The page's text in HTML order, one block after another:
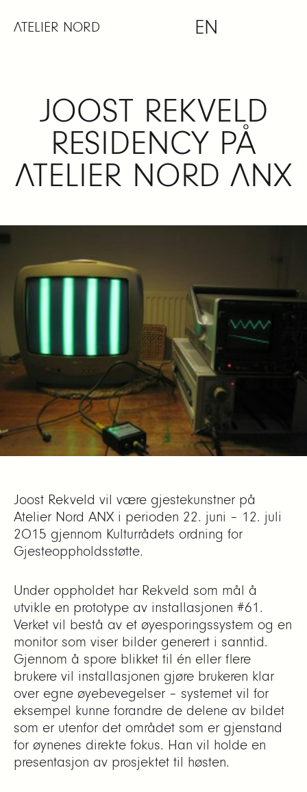
ATELIER NORD EN
JOOST REKVELD
RESIDENCY PÅ
ATELIER NORD ANX
Joost Rekveld vil være gjestekunstner på
Atelier Nord ANX i perioden 22. juni – 12. juli
2015 gjennom Kulturrådets ordning for
Gjesteoppholdsstøtte.
Under oppholdet har Rekveld som mål å
utvikle en prototype av installasjonen #61.
Verket vil bestå av et øyesporingssystem og en
monitor som viser bilder generert i sanntid.
Gjennom å spore blikket til én eller flere
brukere vil installasjonen gjøre brukeren klar
over egne øyebevegelser – systemet vil for
eksempel kunne forandre de delene av bildet
som er utenfor det området som er gjenstand
for øynenes direkte fokus. Han vil holde en
presentasjon av prosjektet til høsten.